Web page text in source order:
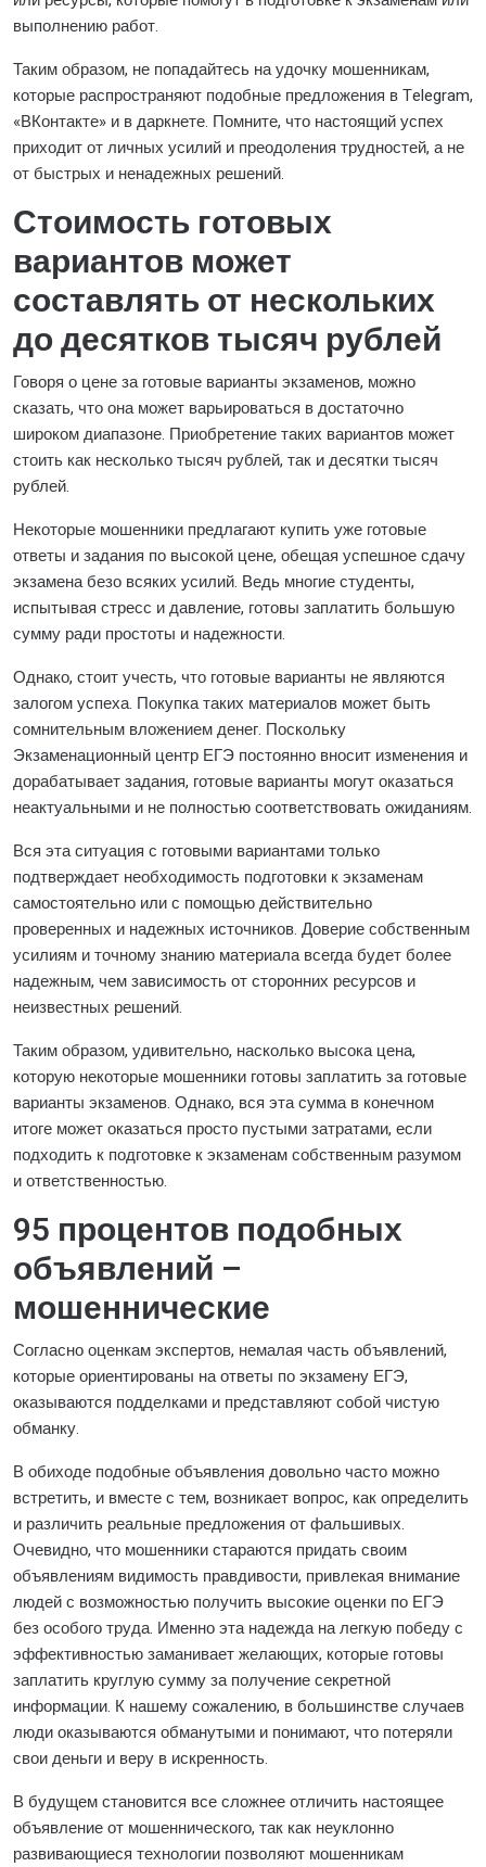
выполнению работ.
Таким образом, не попадайтесь на удочку мошенникам,
которые распространяют подобные предложения в Telegram,
«ВКонтакте» и в даркнете. Помните, что настоящий успех
приходит от личных усилий и преодоления трудностей, а не
от быстрых и ненадежных решений.
Стоимость готовых
вариантов может
составлять от нескольких
до десятков тысяч рублей
Говоря о цене за готовые варианты экзаменов, можно
сказать, что она может варьироваться в достаточно
широком диапазоне. Приобретение таких вариантов может
стоить как несколько тысяч рублей, так и десятки тысяч
рублей.
Некоторые мошенники предлагают купить уже готовые
ответы и задания по высокой цене, обещая успешное сдачу
экзамена безо всяких усилий. Ведь многие студенты,
испытывая стресс и давление, готовы заплатить большую
сумму ради простоты и надежности.
Однако, стоит учесть, что готовые варианты не являются
залогом успеха. Покупка таких материалов может быть
сомнительным вложением денег. Поскольку
Экзаменационный центр ЕГЭ постоянно вносит изменения и
дорабатывает задания, готовые варианты могут оказаться
неактуальными и не полностью соответствовать ожиданиям.
Вся эта ситуация с готовыми вариантами только
подтверждает необходимость подготовки к экзаменам
самостоятельно или с помощью действительно
проверенных и надежных источников. Доверие собственным
усилиям и точному знанию материала всегда будет более
надежным, чем зависимость от сторонних ресурсов и
неизвестных решений.
Таким образом, удивительно, насколько высока цена,
которую некоторые мошенники готовы заплатить за готовые
варианты экзаменов. Однако, вся эта сумма в конечном
итоге может оказаться просто пустыми затратами, если
подходить к подготовке к экзаменам собственным разумом
и ответственностью.
95 процентов подобных
объявлений –
мошеннические
Согласно оценкам экспертов, немалая часть объявлений,
которые ориентированы на ответы по экзамену ЕГЭ,
оказываются подделками и представляют собой чистую
обманку.
В обиходе подобные объявления довольно часто можно
встретить, и вместе с тем, возникает вопрос, как определить
и различить реальные предложения от фальшивых.
Очевидно, что мошенники стараются придать своим
объявлениям видимость правдивости, привлекая внимание
людей с возможностью получить высокие оценки по ЕГЭ
без особого труда. Именно эта надежда на легкую победу с
эффективностью заманивает желающих, которые готовы
заплатить круглую сумму за получение секретной
информации. К нашему сожалению, в большинстве случаев
люди оказываются обманутыми и понимают, что потеряли
свои деньги и веру в искренность.
В будущем становится все сложнее отличить настоящее
объявление от мошеннического, так как неуклонно
развивающиеся технологии позволяют мошенникам